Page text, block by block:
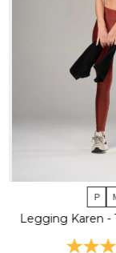
P
Legging Karen -